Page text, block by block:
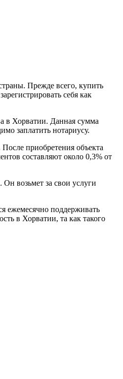
Прежде всего, купить
себя как
в Хорватии. Данная сумма
заплатить нотариусу.
приобретения объекта
составляют около 0,3% от
Он возьмет за свои услуги
ежемесячно поддерживать
в Хорватии, та как такого